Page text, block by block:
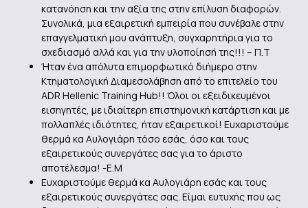
κατανόηση και την αξία της στην επίλυση διαφορών.
Συνολικά, μια εξαιρετική εμπειρία που συνέβαλε στην
επαγγελματική μου ανάπτυξη, συγχαρητήρια για το
σχεδιασμό αλλά και για την υλοποίησή της!!! – Π.Τ
Ήταν ένα απόλυτα επιμορφωτικό διήμερο στην
Κτηματολογική Διαμεσολάβηση από το επιτελείο του
ADR Hellenic Training Hub!! Όλοι οι εξειδικευμένοι
εισηγητές, με ιδιαίτερη επιστημονική κατάρτιση και με
πολλαπλές ιδιότητες, ήταν εξαιρετικοί! Ευχαριστούμε
θερμά κα Αυλογιάρη τόσο εσάς, όσο και τους
εξαιρετικούς συνεργάτες σας για το άριστο
αποτέλεσμα! -Ε.Μ
Ευχαριστούμε θερμά κα Αυλογιάρη εσάς και τους
εξαιρετικούς συνεργάτες σας. Είμαι ευτυχής που ως